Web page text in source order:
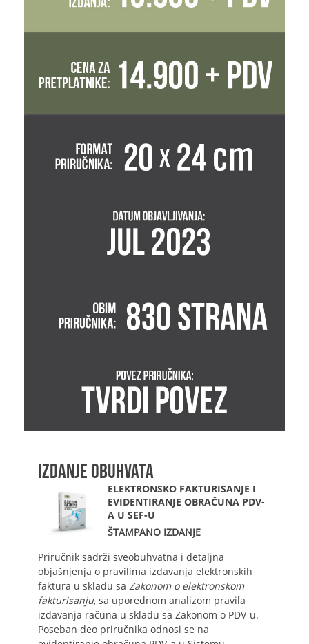
IZDANJE OBUHVATA
ELEKTRONSKO FAKTURISANJE I
EVIDENTIRANJE OBRAČUNA PDV-
A U SEF-U
ŠTAMPANO IZDANJE
Priručnik sadrži sveobuhvatna i detaljna
objašnjenja o pravilima izdavanja elektronskih
faktura u skladu sa Zakonom o elektronskom
fakturisanju, sa uporednom analizom pravila
izdavanja računa u skladu sa Zakonom o PDV-u.
Poseban deo priručnika odnosi se na